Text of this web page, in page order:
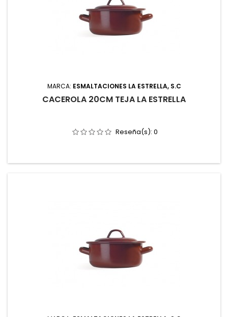
MARCA: ESMALTACIONES LA ESTRELLA, S.C
CACEROLA 20CM TEJA LA ESTRELLA
Reseña(s): 0